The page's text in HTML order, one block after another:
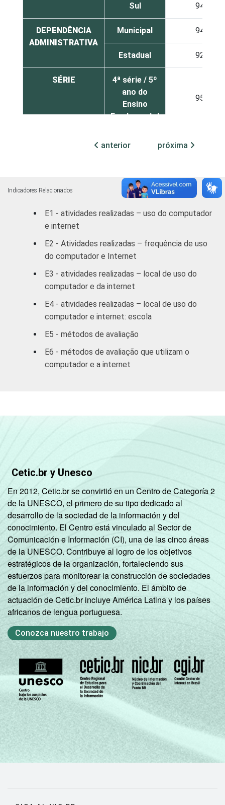
Sul 94
DEPENDÊNCIA
ADMINISTRATIVA
Municipal 94
Estadual 92
SÉRIE
4ª série / 5º
ano do
Ensino
Fundamental
95
8ª série / 9º
Fundamental
Ensino
89
Base: 2.132 alunos que já realizaram alguma
Internet na escola. Respostas múltiplas e
estimuladas.
Fonte: NIC.br - set/dez 2010
anterior próxima
Indicadores Relacionados
E1 - atividades realizadas – uso do computador
e internet
E2 - Atividades realizadas – frequência de uso
do computador e Internet
E3 - atividades realizadas – local de uso do
computador e da internet
E4 - atividades realizadas – local de uso do
computador e internet: escola
E5 - métodos de avaliação
E6 - métodos de avaliação que utilizam o
computador e a internet
Cetic.br y Unesco
En 2012, Cetic.br se convirtió en un Centro de Categoría 2
de la UNESCO, el primero de su tipo dedicado al
desarrollo de la sociedad de la información y del
conocimiento. El Centro está vinculado al Sector de
Comunicación e Información (CI), una de las cinco áreas
de la UNESCO. Contribuye al logro de los objetivos
estratégicos de la organización, fortaleciendo sus
esfuerzos para monitorear la construcción de sociedades
de la información y del conocimiento. El ámbito de
actuación de Cetic.br incluye América Latina y los países
africanos de lengua portuguesa.
Conozca nuestro trabajo